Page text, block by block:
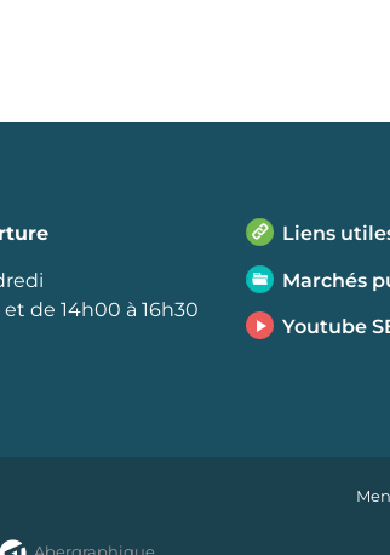
de 14h00 à 16h30
Liens
Marchés
Youtube